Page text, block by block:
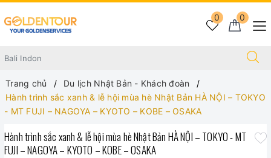
0
0
Trang chủ
Du lịch Nhật Bản - Khách đoàn
Hành trình sắc xanh & lễ hội mùa hè Nhật Bản HÀ NỘI – TOKYO
- MT FUJI – NAGOYA – KYOTO – KOBE – OSAKA
Hành trình sắc xanh & lễ hội mùa hè Nhật Bản HÀ NỘI – TOKYO - MT
FUJI – NAGOYA – KYOTO – KOBE – OSAKA